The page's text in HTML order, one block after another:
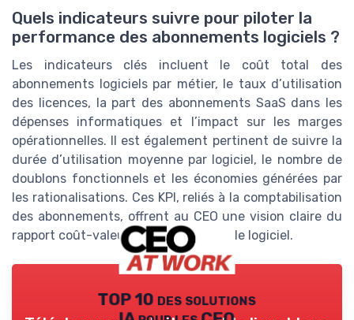
Quels indicateurs suivre pour piloter la
performance des abonnements logiciels ?
Les indicateurs clés incluent le coût total des
abonnements logiciels par métier, le taux d’utilisation
des licences, la part des abonnements SaaS dans les
dépenses informatiques et l’impact sur les marges
opérationnelles. Il est également pertinent de suivre la
durée d’utilisation moyenne par logiciel, le nombre de
doublons fonctionnels et les économies générées par
les rationalisations. Ces KPI, reliés à la comptabilisation
des abonnements, offrent au CEO une vision claire du
rapport coût-valeur de son portefeuille logiciel.
TOP 10 des solutions